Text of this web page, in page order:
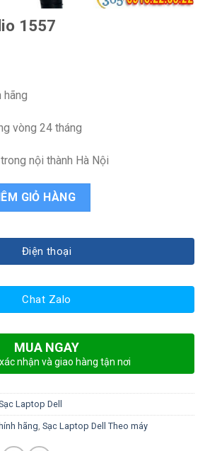
1557
hãng
vòng 24 tháng
nội thành Hà Nội
quantity
GIỎ HÀNG
Điện thoại
Chat Zalo
MUA NGAY
nhận và giao hàng tận nơi
Laptop Dell
hãng, Sạc Laptop Dell Theo máy